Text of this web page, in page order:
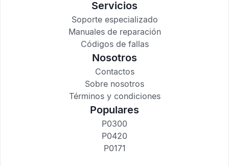
Servicios
Soporte especializado
Manuales de reparación
Códigos de fallas
Nosotros
Contactos
Sobre nosotros
Términos y condiciones
Populares
P0300
P0420
P0171